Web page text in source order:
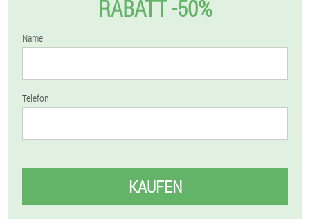
RABATT -50%
Name
Telefon
KAUFEN